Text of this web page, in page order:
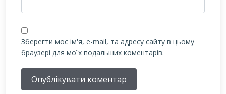
Зберегти моє ім'я, e-mail, та адресу сайту в цьому
браузері для моїх подальших коментарів.
Опублікувати коментар